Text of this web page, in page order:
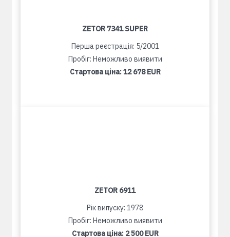
ZETOR 7341 SUPER
Перша реєстрація: 5/2001
Пробіг: Неможливо виявити
Стартова ціна:12 678 EUR
ZETOR 6911
Рік випуску: 1978
Пробіг: Неможливо виявити
Стартова ціна: 2 500 EUR